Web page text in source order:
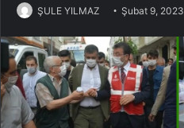
ŞULE YILMAZ Şubat 9, 2023